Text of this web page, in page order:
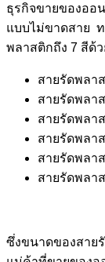
ธุรกิจขายของออ
แบบไม่ขาดสาย
พลาสติกถึง 7 สีด้
สายรัดพลา
สายรัดพลา
สายรัดพลา
สายรัดพลา
สายรัดพลา
สายรัดพลา
ซึ่งขนาดของสาย